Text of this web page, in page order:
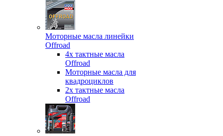
Моторные масла линейки
Offroad
4х тактные масла
Offroad
Моторные масла для
квадроциклов
2х тактные масла
Offroad